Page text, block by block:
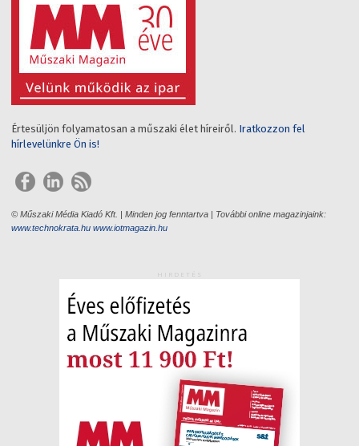
Értesüljön folyamatosan a műszaki élet híreiről. Iratkozzon fel
hírlevelünkre Ön is!
© Műszaki Média Kiadó Kft. | Minden jog fenntartva | További online magazinjaink:
www.technokrata.hu www.iotmagazin.hu
HIRDETÉS